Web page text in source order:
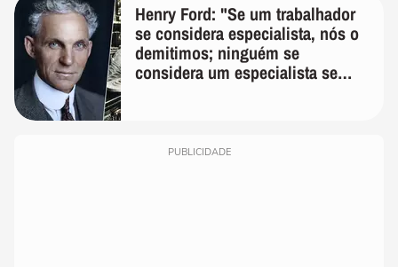
Henry Ford: "Se um trabalhador
se considera especialista, nós o
demitimos; ninguém se
considera um especialista se
PUBLICIDADE